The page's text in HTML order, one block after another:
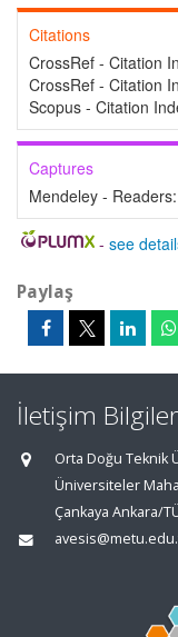
Citations
CrossRef - Citation
CrossRef - Citation
Scopus - Citation
Captures
Mendeley - Readers:
- see
Paylaş
İletişim
Orta Doğu Teknik
Üniversiteler
Çankaya Ankara/